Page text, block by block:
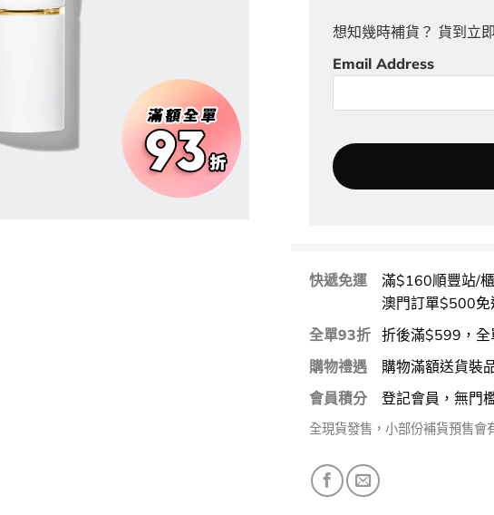
想知幾時補貨？ 貨到立
Email Address
快遞免運
滿$160順豐站/
澳門訂單$500免
全單93折 折後滿$599，全
購物禮遇
購物滿額送貨裝
會員積分
登記會員，無門
全現貨發售，小部份補貨預售會